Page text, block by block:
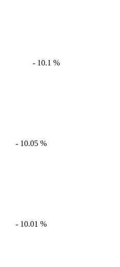
- 10.1 %
- 10.05 %
- 10.01 %